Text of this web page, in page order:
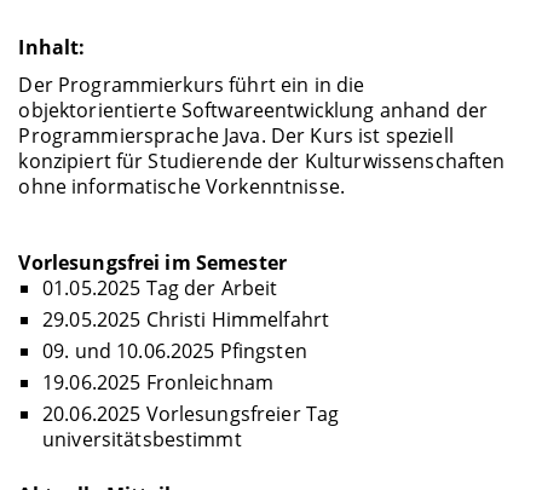
Inhalt:
Der Programmierkurs führt ein in die
objektorientierte Softwareentwicklung anhand der
Programmiersprache Java. Der Kurs ist speziell
konzipiert für Studierende der Kulturwissenschaften
ohne informatische Vorkenntnisse.
Vorlesungsfrei im Semester
01.05.2025 Tag der Arbeit
29.05.2025 Christi Himmelfahrt
09. und 10.06.2025 Pfingsten
19.06.2025 Fronleichnam
20.06.2025 Vorlesungsfreier Tag
universitätsbestimmt